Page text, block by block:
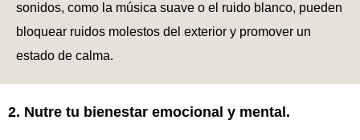
sonidos, como la música suave o el ruido blanco, pueden
bloquear ruidos molestos del exterior y promover un
estado de calma.
2. Nutre tu bienestar emocional y mental.